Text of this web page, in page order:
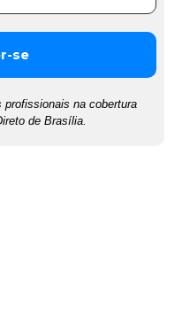
na cobertura
de Brasília.